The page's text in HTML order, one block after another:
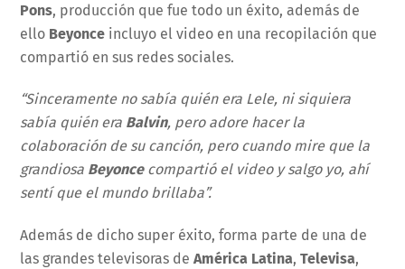
Pons, producción que fue todo un éxito, además de
ello Beyonce incluyo el video en una recopilación que
compartió en sus redes sociales.
“Sinceramente no sabía quién era Lele, ni siquiera
sabía quién era Balvin, pero adore hacer la
colaboración de su canción, pero cuando mire que la
grandiosa Beyonce compartió el video y salgo yo, ahí
sentí que el mundo brillaba”.
Además de dicho super éxito, forma parte de una de
las grandes televisoras deAmérica Latina,Televisa,